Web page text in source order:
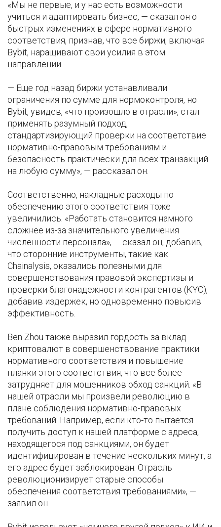
«Мы не первые, и у нас есть возможности
учиться и адаптировать бизнес, — сказал он о
быстрых изменениях в сфере нормативного
соответствия, признав, что все биржи, включая
Bybit, наращивают свои усилия в этом
направлении.
— Еще год назад биржи устанавливали
ограничения по сумме для нормоконтроля, но
Bybit, увидев, «что произошло в отрасли», стал
применять разумный подход,
стандартизирующий проверки на соответствие
нормативно-правовым требованиям и
безопасность практически для всех транзакций
на любую сумму», — рассказал он.
Соответственно, накладные расходы по
обеспечению этого соответствия тоже
увеличились. «Работать становится намного
сложнее из-за значительного увеличения
численности персонала», — сказал он, добавив,
что сторонние инструменты, такие как
Chainalysis, оказались полезными для
совершенствования правовой экспертизы и
проверки благонадежности контрагентов (KYC),
добавив издержек, но одновременно повысив
эффективность.
Ben Zhou также выразил гордость за вклад
криптовалют в совершенствование практики
нормативного соответствия и повышение
планки этого соответствия, что все более
затрудняет для мошенников обход санкций. «В
нашей отрасли мы произвели революцию в
плане соблюдения нормативно-правовых
требований. Например, если кто-то пытается
получить доступ к нашей платформе с адреса,
находящегося под санкциями, он будет
идентифицирован в течение нескольких минут, а
его адрес будет заблокирован. Отрасль
революционизирует старые способы
обеспечения соответствия требованиями», —
заявил он.